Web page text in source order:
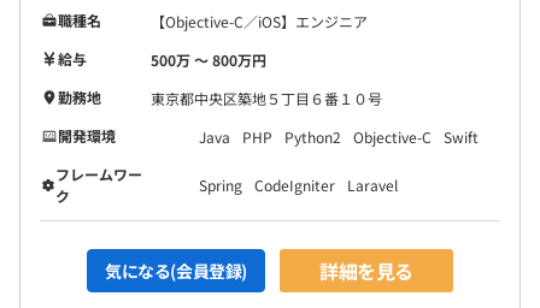
職種名
【Objective-C／iOS】エンジニア
給与
500万 〜 800万円
勤務地
東京都中央区築地５丁目６番１０号
開発環境
Java PHP Python2 Objective-C
Swift
フレームワー
ク
Spring CodeIgniter Laravel
気になる(会員登録) 詳細を見る